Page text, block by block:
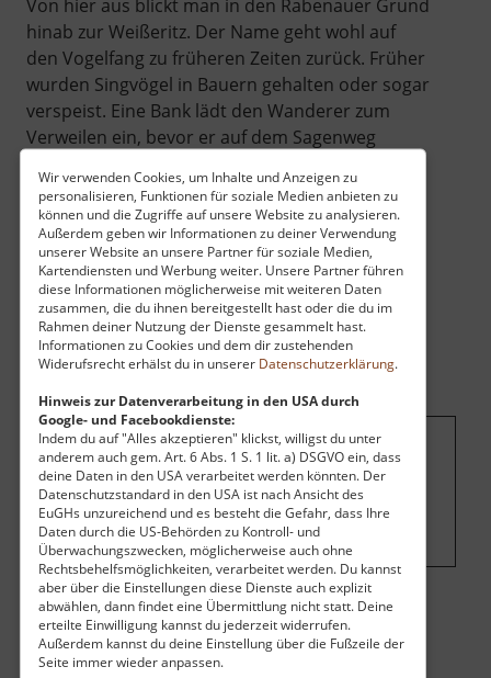
Wir verwenden Cookies, um Inhalte und Anzeigen zu
personalisieren, Funktionen für soziale Medien anbieten zu
können und die Zugriffe auf unsere Website zu analysieren.
Außerdem geben wir Informationen zu deiner Verwendung
unserer Website an unsere Partner für soziale Medien,
Kartendiensten und Werbung weiter. Unsere Partner führen
diese Informationen möglicherweise mit weiteren Daten
zusammen, die du ihnen bereitgestellt hast oder die du im
Rahmen deiner Nutzung der Dienste gesammelt hast.
Informationen zu Cookies und dem dir zustehenden
Widerufsrecht erhälst du in unserer Datenschutzerklärung.
Hinweis zur Datenverarbeitung in den USA durch
Google- und Facebookdienste:
Indem du auf "Alles akzeptieren" klickst, willigst du unter
anderem auch gem. Art. 6 Abs. 1 S. 1 lit. a) DSGVO ein, dass
deine Daten in den USA verarbeitet werden könnten. Der
Datenschutzstandard in den USA ist nach Ansicht des
EuGHs unzureichend und es besteht die Gefahr, dass Ihre
Daten durch die US-Behörden zu Kontroll- und
Überwachungszwecken, möglicherweise auch ohne
Rechtsbehelfsmöglichkeiten, verarbeitet werden. Du kannst
aber über die Einstellungen diese Dienste auch explizit
abwählen, dann findet eine Übermittlung nicht statt. Deine
erteilte Einwilligung kannst du jederzeit widerrufen.
Außerdem kannst du deine Einstellung über die Fußzeile der
Seite immer wieder anpassen.
Von hier aus blickt man in den Rabenauer Grund
hinab zur Weißeritz. Der Name geht wohl auf
den Vogelfang zu früheren Zeiten zurück. Früher
wurden Singvögel in Bauern gehalten oder sogar
verspeist. Eine Bank lädt den Wanderer zum
Verweilen ein, bevor er auf dem Sagenweg
Um dieses Projekt zu finanzieren, wird
hier Werbung eingeblendet.Cookie-
Einstellungen ändern.
Eintritt
Der Eintritt ist kostenlos.